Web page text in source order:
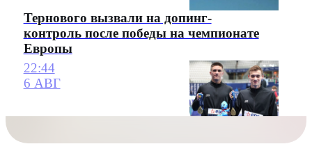
Тернового вызвали на допинг-
контроль после победы на чемпионате
Европы
22:44
6 АВГ